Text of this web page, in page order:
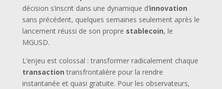
décision s’inscrit dans une dynamique d’innovation
sans précédent, quelques semaines seulement après le
lancement réussi de son propre stablecoin, le
MGUSD.
L’enjeu est colossal : transformer radicalement chaque
transaction transfrontalière pour la rendre
instantanée et quasi gratuite. Pour les observateurs,